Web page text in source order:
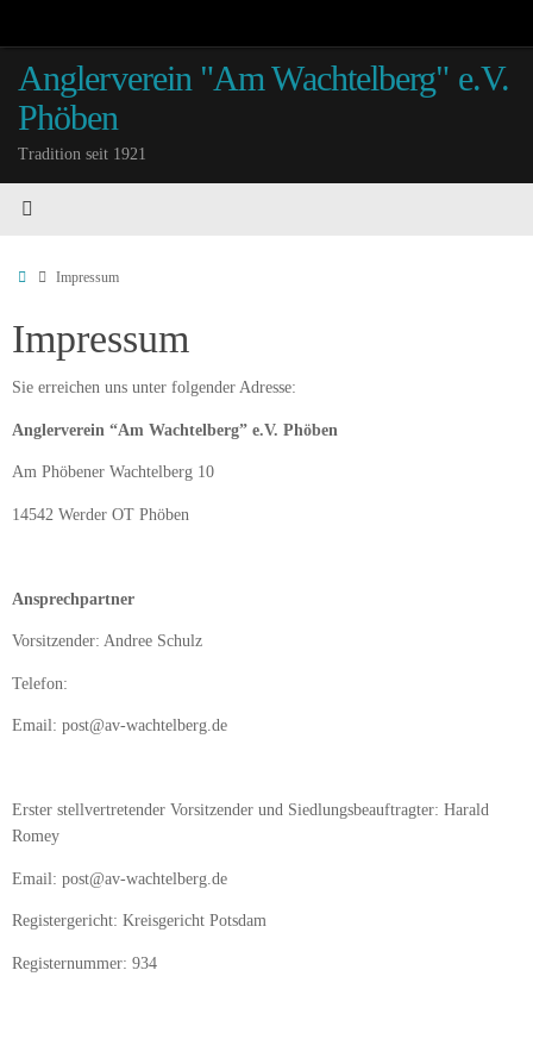
springen
Anglerverein "Am Wachtelberg" e.V.
Phöben
Tradition seit 1921
StartImpressum
Impressum
Sie erreichen uns unter folgender Adresse:
Anglerverein “Am Wachtelberg” e.V. Phöben
Am Phöbener Wachtelberg 10
14542 Werder OT Phöben
Ansprechpartner
Vorsitzender: Andree Schulz
Telefon:
Email: post@av-wachtelberg.de
Erster stellvertretender Vorsitzender und Siedlungsbeauftragter: Harald
Romey
Email: post@av-wachtelberg.de
Registergericht: Kreisgericht Potsdam
Registernummer: 934